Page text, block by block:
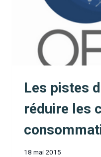
Les pistes
réduire les
18 mai 2015